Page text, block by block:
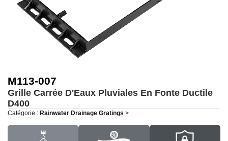
M113-007
Grille Carrée D'Eaux Pluviales En Fonte Ductile
D400
Catégorie : Rainwater Drainage Gratings >